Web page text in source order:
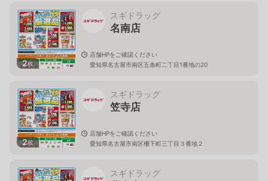
2枚
スギドラッグ
名南店
店舗HPをご確認ください
愛知県名古屋市南区五条町二丁目1番地の20
2枚
スギドラッグ
笠寺店
店舗HPをご確認ください
愛知県名古屋市南区柵下町三丁目３番地２
スギドラッグ